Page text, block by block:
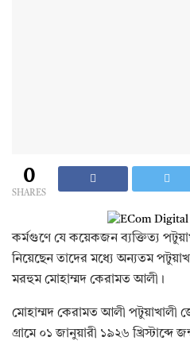
0
SHARES
কর্মগুণে যে কয়েকজন ব্যক্তিত্য
নিয়েছেন তাদের মধ্যে অন্যতম
মরহুম মোহাম্মদ কেরামত আলী।
মোহাম্মদ কেরামত আলী পটুয়াখালী
গ্রামে ০১ জানুয়ারী ১৯২৬ খ্রিস্টাব্দে